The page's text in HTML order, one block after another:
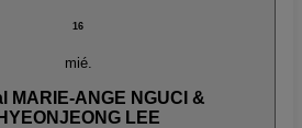
16
mié.
MARIE-ANGE NGUCI &
HYEONJEONG LEE